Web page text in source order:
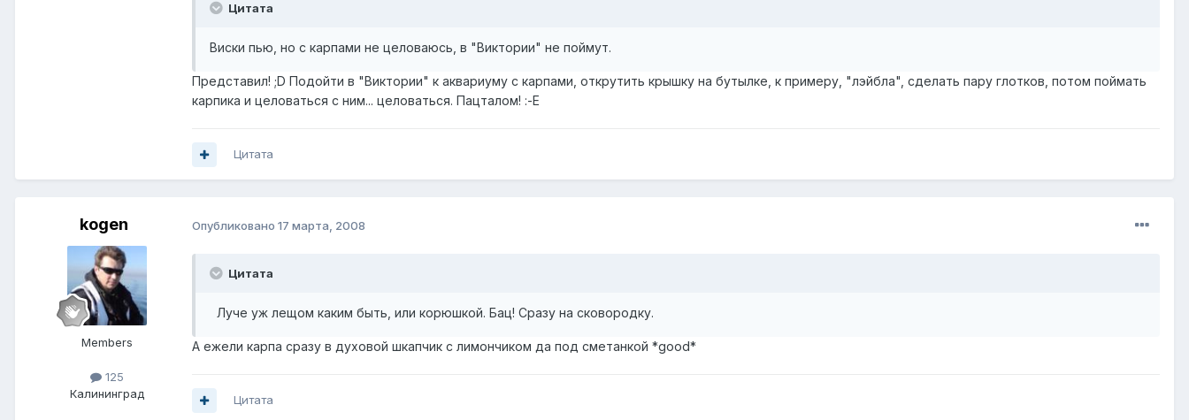
Цитата
Виски пью, но с карпами не целоваюсь, в "Виктории" не поймут.
Представил! ;D Подойти в "Виктории" к аквариуму с карпами, открутить крышку на бутылке, к примеру, "лэйбла", сделать пару глотков, потом поймать
карпика и целоваться с ним... целоваться. Пацталом! :-E
Цитата
kogen
Members
125
Калининград
Опубликовано 17 марта, 2008
Цитата
Луче уж лещом каким быть, или корюшкой. Бац! Сразу на сковородку.
А ежели карпа сразу в духовой шкапчик с лимончиком да под сметанкой *good*
Цитата